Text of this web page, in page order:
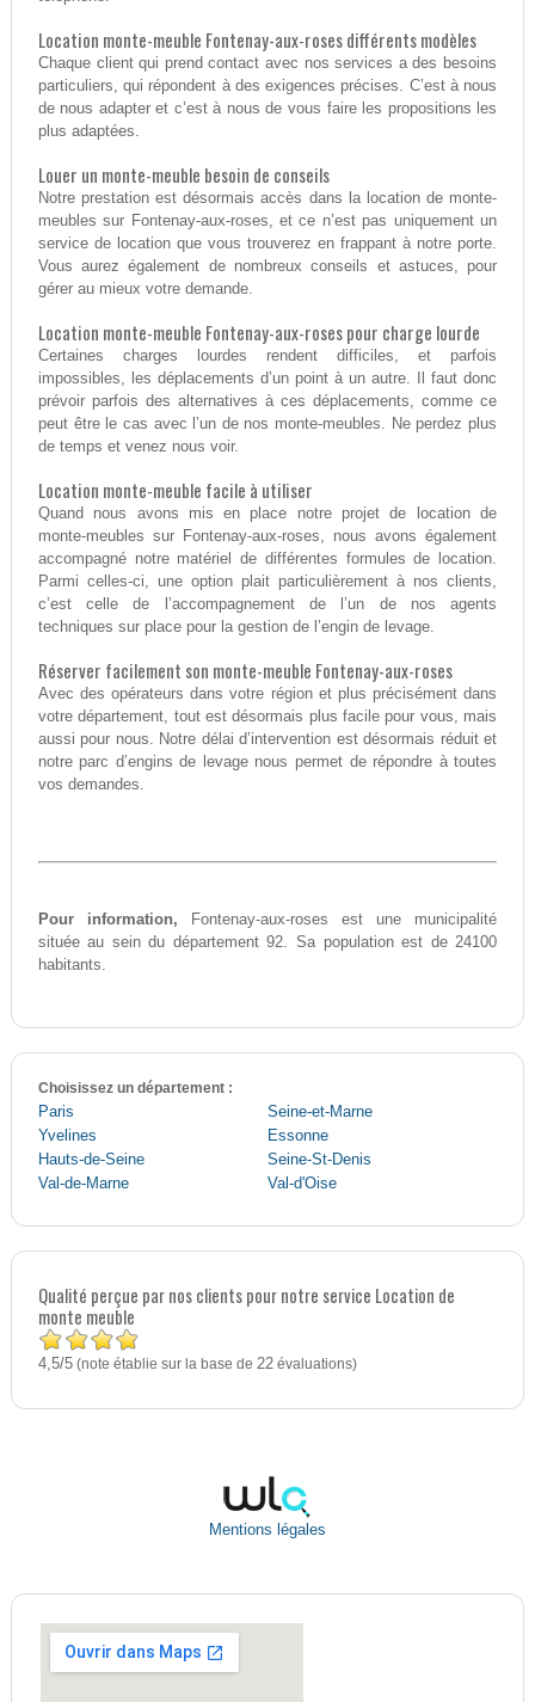
Location monte-meuble Fontenay-aux-roses différents modèles
Chaque client qui prend contact avec nos services a des besoins
particuliers, qui répondent à des exigences précises. C’est à nous
de nous adapter et c’est à nous de vous faire les propositions les
plus adaptées.
Louer un monte-meuble besoin de conseils
Notre prestation est désormais accès dans la location de monte-
meubles sur Fontenay-aux-roses, et ce n’est pas uniquement un
service de location que vous trouverez en frappant à notre porte.
Vous aurez également de nombreux conseils et astuces, pour
gérer au mieux votre demande.
Location monte-meuble Fontenay-aux-roses pour charge lourde
Certaines charges lourdes rendent difficiles, et parfois
impossibles, les déplacements d’un point à un autre. Il faut donc
prévoir parfois des alternatives à ces déplacements, comme ce
peut être le cas avec l’un de nos monte-meubles. Ne perdez plus
de temps et venez nous voir.
Location monte-meuble facile à utiliser
Quand nous avons mis en place notre projet de location de
monte-meubles sur Fontenay-aux-roses, nous avons également
accompagné notre matériel de différentes formules de location.
Parmi celles-ci, une option plait particulièrement à nos clients,
c’est celle de l’accompagnement de l’un de nos agents
techniques sur place pour la gestion de l’engin de levage.
Réserver facilement son monte-meuble Fontenay-aux-roses
Avec des opérateurs dans votre région et plus précisément dans
votre département, tout est désormais plus facile pour vous, mais
aussi pour nous. Notre délai d’intervention est désormais réduit et
notre parc d’engins de levage nous permet de répondre à toutes
vos demandes.
Pour information, Fontenay-aux-roses est une municipalité
située au sein du département 92. Sa population est de 24100
habitants.
Choisissez un département :
Paris
Seine-et-Marne
Yvelines
Essonne
Hauts-de-Seine
Seine-St-Denis
Val-de-Marne
Val-d'Oise
Qualité perçue par nos clients pour notre service Location de
monte meuble
4,5/5(note établie sur la base de 22évaluations)
Mentions légales